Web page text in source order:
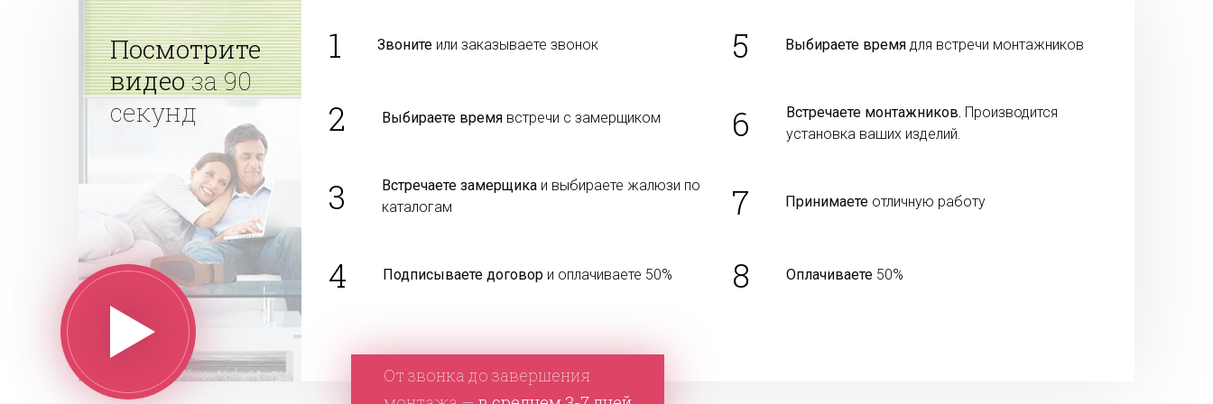
Посмотрите
видеоза 90
секунд
1 Звоните или заказываете звонок
2 Выбираете время встречи с замерщиком
3 Встречаете замерщика и выбираете жалюзи по
каталогам
4 Подписываете договор и оплачиваете 50%
5 Выбираете времядля встречи монтажников
6 Встречаете монтажников. Производится
установка ваших изделий.
7 Принимаетеотличную работу
8 Оплачиваете50%
От звонка до завершения